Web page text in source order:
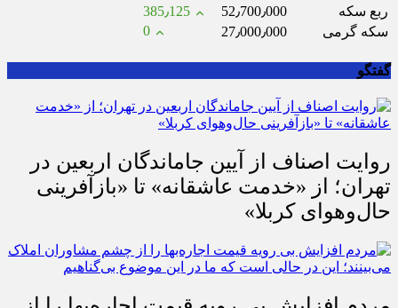
ربع سکه
52٫700٫000
385٫125
سکه گرمی
27٫000٫000 0
گفتگو
روایت اصناف از آیین جاماندگان اربعین در
تهران؛ از «خدمت عاشقانه» تا «بازآفرینی
حال‌وهوای کربلا»